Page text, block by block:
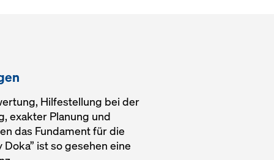
Hilfestellung bei der
exakter Planung und
das Fundament für die
ist so gesehen eine